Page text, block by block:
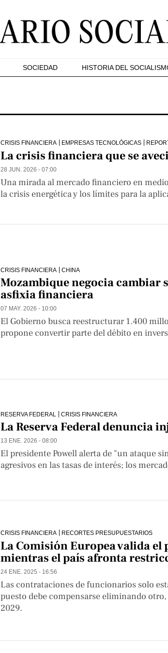
SOCIEDAD HISTORIA DEL
CRISIS FINANCIERA EMPRESAS TECNOLÓGICAS
La crisis financiera que se
28 JUN. 2026 - 07:00
Una mirada al mercado financiero en
la crisis energética y los límites para la
CRISIS FINANCIERA CHINA
Mozambique negocia cambiar
asfixia financiera
07 MAY. 2026 - 10:00
El Gobierno busca reestructurar 1.400
propone convertir parte del débito en
RESERVA FEDERAL CRISIS FINANCIERA
La Reserva Federal denuncia
13 ENE. 2026 - 08:00
El presidente Powell alerta de "un ataque
agresivos en las tasas de interés; los
CRISIS FINANCIERA RECORTES PRESUPUESTARIOS
La Comisión Europea valida
mientras el país afronta
24 ENE. 2025 - 16:56
Las contrataciones de funcionarios solo
puesto debe compensarse eliminando
2029.